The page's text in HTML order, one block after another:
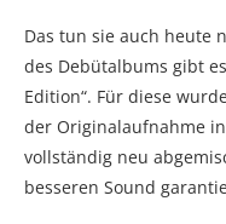
Das tun sie auch heute
des Debütalbums gibt
Edition“. Für diese
der Originalaufnahme
vollständig neu
besseren Sound